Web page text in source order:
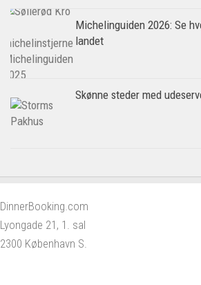
Michelinguiden 2026: Se
landet
Skønne steder med
DinnerBooking.com
Lyongade 21, 1. sal
2300 København S.